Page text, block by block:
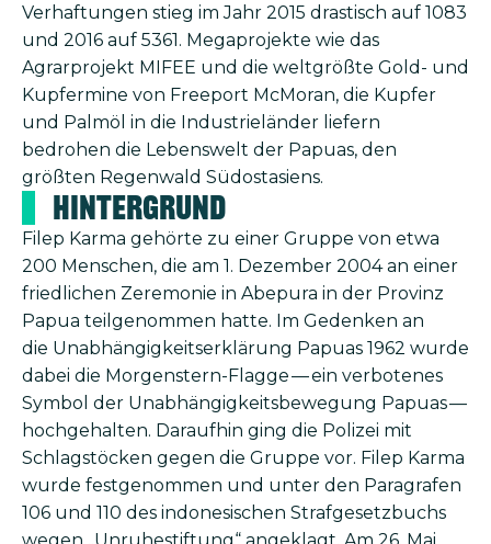
Verhaftungen stieg im Jahr 2015 drastisch auf 1083
und 2016 auf 5361. Megaprojekte wie das
Agrarprojekt MIFEE und die weltgrößte Gold- und
Kupfermine von Freeport McMoran, die Kupfer
und Palmöl in die Industrieländer liefern
bedrohen die Lebenswelt der Papuas, den
größten Regenwald Südostasiens.
Hintergrund
Filep Karma gehörte zu einer Gruppe von etwa
200 Menschen, die am 1. Dezember 2004 an einer
friedlichen Zeremonie in Abepura in der Provinz
Papua teilgenommen hatte. Im Gedenken an
die Unabhängigkeitserklärung Papuas 1962 wurde
dabei die Morgenstern-Flagge — ein verbotenes
Symbol der Unabhängigkeitsbewegung Papuas —
hochgehalten. Daraufhin ging die Polizei mit
Schlagstöcken gegen die Gruppe vor. Filep Karma
wurde festgenommen und unter den Paragrafen
106 und 110 des indonesischen Strafgesetzbuchs